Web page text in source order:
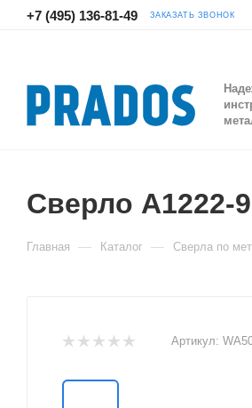
+7 (495) 136-81-49 ЗАКАЗАТЬ ЗВОНОК
Сверло A1222-
Главная — Каталог — Сверла по
Артикул: